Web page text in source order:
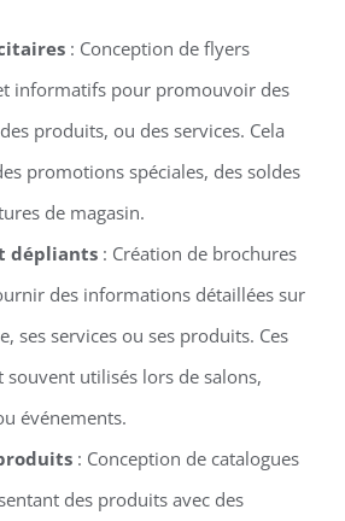
: Conception de flyers
informatifs pour promouvoir des
produits, ou des services. Cela
promotions spéciales, des soldes
de magasin.
dépliants: Création de brochures
des informations détaillées sur
ses services ou ses produits. Ces
souvent utilisés lors de salons,
événements.
: Conception de catalogues
des produits avec des